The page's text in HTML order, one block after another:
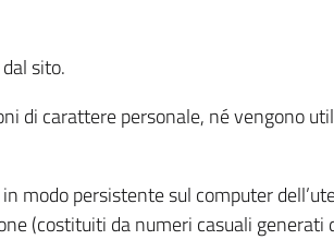
sito.
di carattere personale, né vengono
modo persistente sul computer
(costituiti da numeri casuali generati